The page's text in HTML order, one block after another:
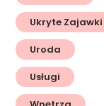
Ukryte Zajawki
Uroda
Usługi